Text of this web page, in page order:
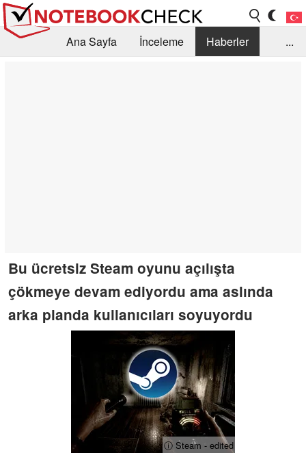
Ana Sayfa İnceleme
Haberler
...
Bu ücretsiz Steam oyunu açılışta
çökmeye devam ediyordu ama aslında
arka planda kullanıcıları soyuyordu
ⓘ Steam - edited